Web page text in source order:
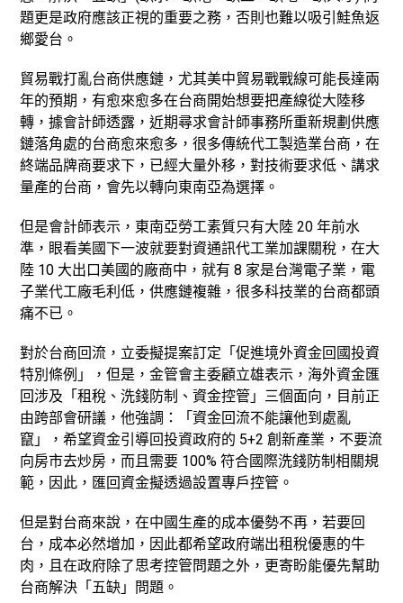
題更是政府應該正視的重要之務，否則也難以吸引鮭魚返
鄉愛台。
貿易戰打亂台商供應鏈，尤其美中貿易戰戰線可能長達兩
年的預期，有愈來愈多在台商開始想要把產線從大陸移
轉，據會計師透露，近期尋求會計師事務所重新規劃供應
鏈落角處的台商愈來愈多，很多傳統代工製造業台商，在
終端品牌商要求下，已經大量外移，對技術要求低、講求
量產的台商，會先以轉向東南亞為選擇。
但是會計師表示，東南亞勞工素質只有大陸 20 年前水
準，眼看美國下一波就要對資通訊代工業加課關稅，在大
陸 10 大出口美國的廠商中，就有 8 家是台灣電子業，電
子業代工廠毛利低，供應鏈複雜，很多科技業的台商都頭
痛不已。
對於台商回流，立委擬提案訂定「促進境外資金回國投資
特別條例」，但是，金管會主委顧立雄表示，海外資金匯
回涉及「租稅、洗錢防制、資金控管」三個面向，目前正
由跨部會研議，他強調：「資金回流不能讓他到處亂
竄」，希望資金引導回投資政府的 5+2 創新產業，不要流
向房市去炒房，而且需要 100% 符合國際洗錢防制相關規
範，因此，匯回資金擬透過設置專戶控管。
但是對台商來說，在中國生產的成本優勢不再，若要回
台，成本必然增加，因此都希望政府端出租稅優惠的牛
肉，且在政府除了思考控管問題之外，更寄盼能優先幫助
台商解決「五缺」問題。